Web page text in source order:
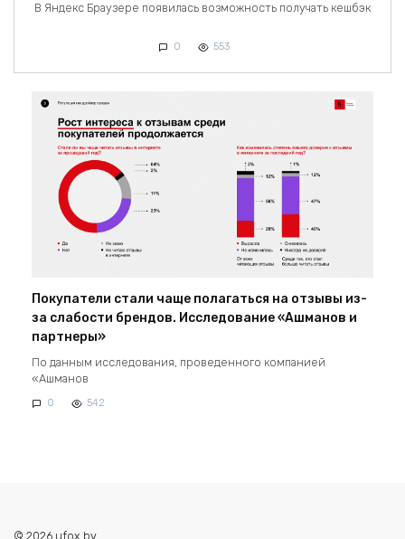
В Яндекс Браузере появилась возможность получать кешбэк
0 553
Покупатели стали чаще полагаться на отзывы из-
за слабости брендов. Исследование «Ашманов и
партнеры»
По данным исследования, проведенного компанией
«Ашманов
0 542
© 2026 ufox.by